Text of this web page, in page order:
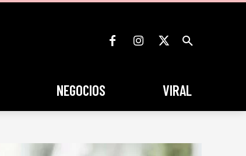
NEGOCIOS VIRAL